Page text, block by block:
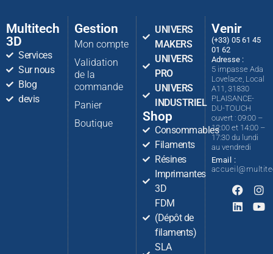
Multitech
3D
Services
Sur nous
Blog
devis
Gestion
Mon compte
Validation
de la
commande
Panier
Boutique
UNIVERS
MAKERS
UNIVERS
PRO
UNIVERS
INDUSTRIEL
Shop
Consommables
Filaments
Résines
Imprimantes
3D
FDM
(Dépôt de
filaments)
SLA
Venir
(+33) 05 61 45
01 62
Adresse :
5 impasse Ada
Lovelace, Local
A11, 31830
PLAISANCE-
DU-TOUCH
ouvert : 09:00 –
12:00 et 14:00 –
17:30 du lundi
au vendredi
Email :